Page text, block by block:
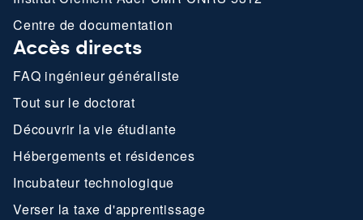
Centre de documentation
Accès directs
FAQ ingénieur généraliste
Tout sur le doctorat
Découvrir la vie étudiante
Hébergements et résidences
Incubateur technologique
Verser la taxe d'apprentissage